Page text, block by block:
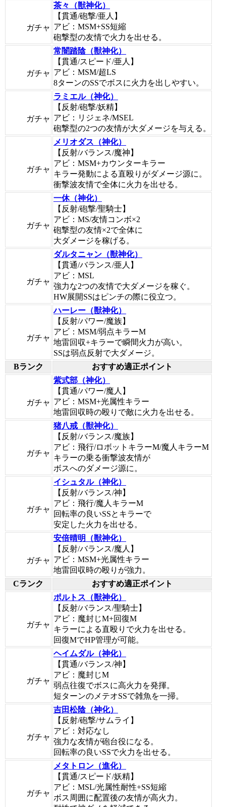
ガチャ
茶々（獣神化）
【貫通/砲撃/亜人】
アビ：MSM+SS短縮
砲撃型の友情で火力を出せる。
ガチャ
常闇踏陰（獣神化）
【貫通/スピード/亜人】
アビ：MSM/超LS
8ターンのSSでボスに火力を出しやすい。
ガチャ
ラミエル（神化）
【反射/砲撃/妖精】
アビ：リジェネ/MSEL
砲撃型の2つの友情が大ダメージを与える。
ガチャ
メリオダス（神化）
【反射/バランス/魔神】
アビ：MSM+カウンターキラー
キラー発動による直殴りがダメージ源に。
衝撃波友情で全体に火力を出せる。
ガチャ
一休（神化）
【反射/砲撃/聖騎士】
アビ：MS/友情コンボ×2
砲撃型の友情×2で全体に
大ダメージを稼げる。
ガチャ
ダルタニャン（獣神化）
【貫通/バランス/亜人】
アビ：MSL
強力な2つの友情で大ダメージを稼ぐ。
HW展開SSはピンチの際に役立つ。
ガチャ
ハーレー（獣神化）
【反射/パワー/魔族】
アビ：MSM/弱点キラーM
地雷回収+キラーで瞬間火力が高い。
SSは弱点反射で大ダメージ。
Bランク
おすすめ適正ポイント
ガチャ
紫式部（神化）
【貫通/パワー/魔人】
アビ：MSM+光属性キラー
地雷回収時の殴りで敵に火力を出せる。
ガチャ
猪八戒（獣神化）
【反射/バランス/魔族】
アビ：飛行/ロボットキラーM/魔人キラーM
キラーの乗る衝撃波友情が
ボスへのダメージ源に。
ガチャ
イシュタル（神化）
【反射/バランス/神】
アビ：飛行/魔人キラーM
回転率の良いSSとキラーで
安定した火力を出せる。
ガチャ
安倍晴明（獣神化）
【反射/バランス/魔人】
アビ：MSM+光属性キラー
地雷回収時の殴りが強力。
Cランク
おすすめ適正ポイント
ガチャ
ポルトス（獣神化）
【反射/バランス/聖騎士】
アビ：魔封じM+回復M
キラーによる直殴りで火力を出せる。
回復MでHP管理が可能。
ガチャ
ヘイムダル（神化）
【貫通/バランス/神】
アビ：魔封じM
弱点往復でボスに高火力を発揮。
短ターンのメテオSSで雑魚を一掃。
ガチャ
吉田松陰（神化）
【反射/砲撃/サムライ】
アビ：対応なし
強力な友情が砲台役になる。
回転率の良いSSで火力を出せる。
ガチャ
メタトロン（進化）
【貫通/スピード/妖精】
アビ：MSL/光属性耐性+SS短縮
ボス周囲に配置後の友情が高火力。